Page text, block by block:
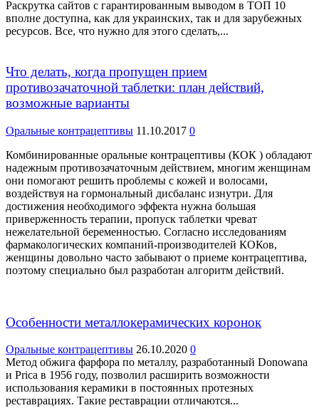
Раскрутка сайтов с гарантированным выводом в ТОП 10
вполне доступна, как для украинских, так и для зарубежных
ресурсов. Все, что нужно для этого сделать,...
Что делать, когда пропущен прием
противозачаточной таблетки: план действий,
возможные варианты
Оральные контрацептивы 11.10.2017 0
Комбинированные оральные контрацептивы (КОК ) обладают
надежным противозачаточным действием, многим женщинам
они помогают решить проблемы с кожей и волосами,
воздействуя на гормональный дисбаланс изнутри. Для
достижения необходимого эффекта нужна большая
приверженность терапии, пропуск таблетки чреват
нежелательной беременностью. Согласно исследованиям
фармакологических компаний-производителей КОКов,
женщины довольно часто забывают о приеме контрацептива,
поэтому специально был разработан алгоритм действий.
Особенности металлокерамических коронок
Оральные контрацептивы 26.10.2020 0
Метод обжига фарфора по металлу, разработанный Donowana
и Prica в 1956 году, позволил расширить возможности
использования керамики в постоянных протезных
реставрациях. Такие реставрации отличаются...